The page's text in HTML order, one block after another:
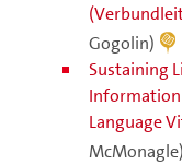
Gogolin)
Sustaining
Language
McMonagle)